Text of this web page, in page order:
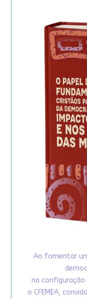
Ao fomentar
na
o CFEMEA,